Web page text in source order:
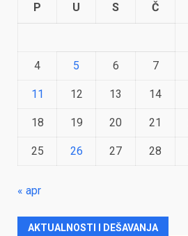
P U S Č
4 5 6 7
11 12 13 14
18 19 20 21
25 26 27 28
« apr
AKTUALNOSTI I DEŠAVANJA